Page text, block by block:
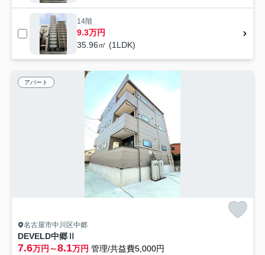
14階
9.3万円
35.96㎡ (1LDK)
アパート
名古屋市中川区中郷
DEVELD中郷Ⅱ
7.6万円～8.1万円 管理/共益費5,000円